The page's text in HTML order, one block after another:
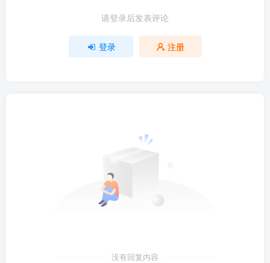
请登录后发表评论
登录 注册
没有回复内容